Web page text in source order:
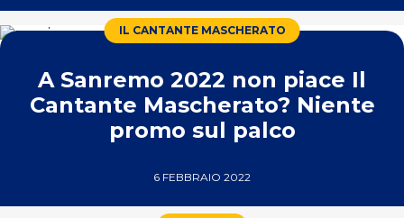
IL CANTANTE MASCHERATO
A Sanremo 2022 non piace Il
Cantante Mascherato? Niente
promo sul palco
6 FEBBRAIO 2022